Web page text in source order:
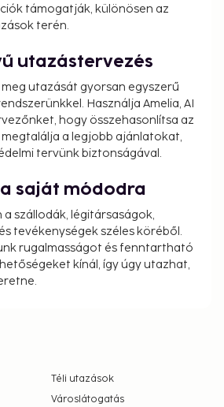
támogatják, különösen az
terén.
utazástervezés
utazását gyorsan egyszerű
Használja Amelia, AI
hogy összehasonlítsa az
a legjobb ajánlatokat,
tervünk biztonságával.
a saját módodra
a szállodák, légitársaságok,
tevékenységek széles köréből.
rugalmasságot és fenntartható
kínál, így úgy utazhat,
Téli utazások
Városlátogatás